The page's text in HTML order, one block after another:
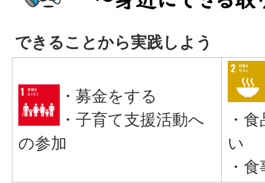
できることから実践しよう
・募金をする
・子育て支援活動へ
の参加
・
い
・